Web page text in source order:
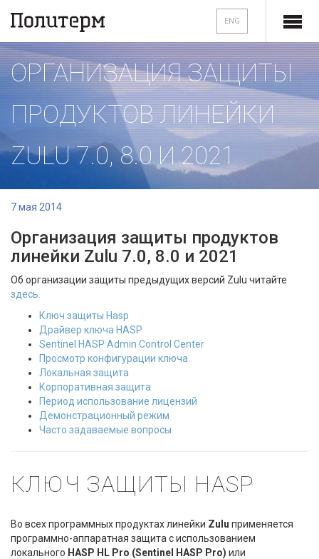
ENG
ОРГАНИЗАЦИЯ ЗАЩИТЫ
ПРОДУКТОВ ЛИНЕЙКИ
ZULU 7.0, 8.0 И 2021
7 мая 2014
Организация защиты продуктов
линейки Zulu 7.0, 8.0 и 2021
Об организации защиты предыдущих версий Zulu читайте
здесь.
Ключ защиты Hasp
Драйвер ключа HASP
Sentinel HASP Admin Control Center
Просмотр конфигурации ключа
Локальная защита
Корпоративная защита
Период использование лицензий
Демонстрационный режим
Часто задаваемые вопросы
КЛЮЧ ЗАЩИТЫ HASP
Во всех программных продуктах линейки Zulu применяется
программно-аппаратная защита с использованием
локального HASP HL Pro (Sentinel HASP Pro) или